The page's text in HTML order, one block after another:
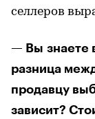
селлеров
— Вы знаете
разница
продавцу
зависит?